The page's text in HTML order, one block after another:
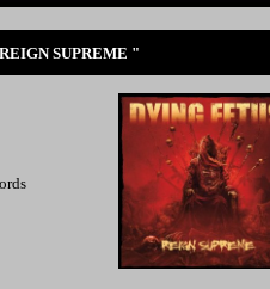
SUPREME "